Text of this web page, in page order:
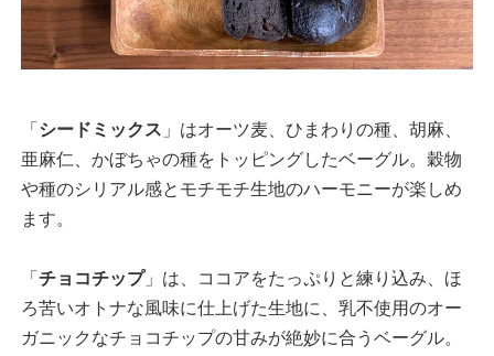
「シードミックス 」はオーツ麦、ひまわりの種、胡麻、
亜麻仁、かぼちゃの種をトッピングしたベーグル。穀物
や種のシリアル感とモチモチ生地のハーモニーが楽しめ
ます。
「チョコチップ」は、ココアをたっぷりと練り込み、ほ
ろ苦いオトナな風味に仕上げた生地に、乳不使用のオー
ガニックなチョコチップの甘みが絶妙に合うベーグル。